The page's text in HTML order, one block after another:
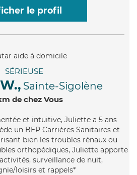
le profil
SÉRIEUSE
Sainte-Sigolène
de chez Vous
et intuitive, Juliette a 5 ans
un BEP Carrières Sanitaires et
bien les troubles rénaux ou
orthopédiques, Juliette apporte
surveillance de nuit,
loisirs et rappels*